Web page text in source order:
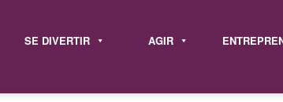
SE DIVERTIR AGIR